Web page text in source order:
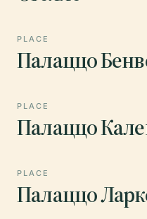
PLACE
Палаццо
PLACE
Палаццо
PLACE
Палаццо